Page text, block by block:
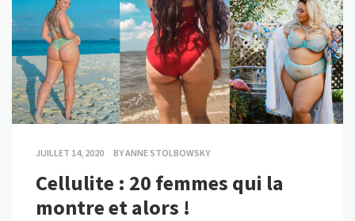
JUILLET 14, 2020 BYANNE STOLBOWSKY
Cellulite : 20 femmes qui la
montre et alors !